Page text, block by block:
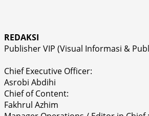
REDAKSI
Publisher VIP (Visual Informasi &
Chief Executive Officer:
Asrobi Abdihi
Chief of Content:
Fakhrul Azhim